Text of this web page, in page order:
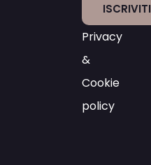
ISCRIVITI
Privacy
&
Cookie
policy